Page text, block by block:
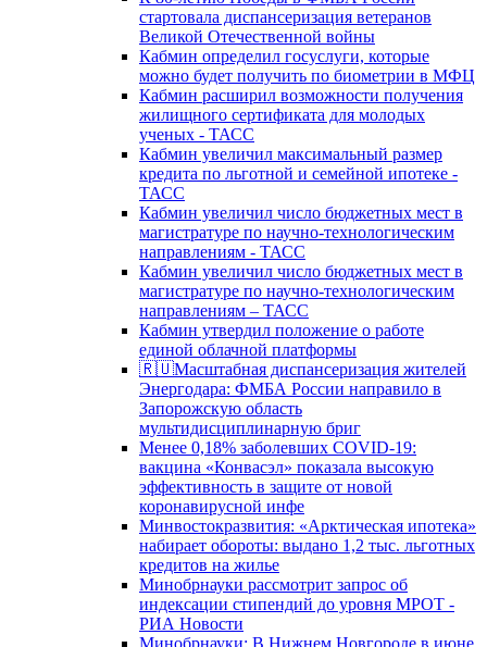
стартовала диспансеризация ветеранов
Великой Отечественной войны
Кабмин определил госуслуги, которые
можно будет получить по биометрии в МФЦ
Кабмин расширил возможности получения
жилищного сертификата для молодых
ученых - ТАСС
Кабмин увеличил максимальный размер
кредита по льготной и семейной ипотеке -
ТАСС
Кабмин увеличил число бюджетных мест в
магистратуре по научно-технологическим
направлениям - ТАСС
Кабмин увеличил число бюджетных мест в
магистратуре по научно-технологическим
направлениям – ТАСС
Кабмин утвердил положение о работе
единой облачной платформы
🇷🇺Масштабная диспансеризация жителей
Энергодара: ФМБА России направило в
Запорожскую область
мультидисциплинарную бриг
Менее 0,18% заболевших COVID-19:
вакцина «Конвасэл» показала высокую
эффективность в защите от новой
коронавирусной инфе
Минвостокразвития: «Арктическая ипотека»
набирает обороты: выдано 1,2 тыс. льготных
кредитов на жилье
Минобрнауки рассмотрит запрос об
индексации стипендий до уровня МРОТ -
РИА Новости
Минобрнауки: В Нижнем Новгороде в июне